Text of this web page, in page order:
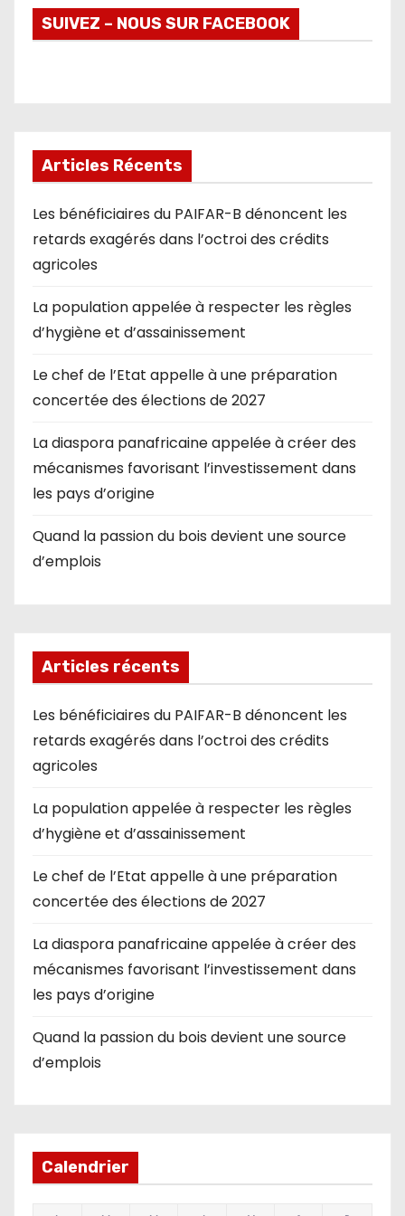
SUIVEZ – NOUS SUR FACEBOOK
Articles Récents
Les bénéficiaires du PAIFAR-B dénoncent les
retards exagérés dans l’octroi des crédits
agricoles
La population appelée à respecter les règles
d’hygiène et d’assainissement
Le chef de l’Etat appelle à une préparation
concertée des élections de 2027
La diaspora panafricaine appelée à créer des
mécanismes favorisant l’investissement dans
les pays d’origine
Quand la passion du bois devient une source
d’emplois
Articles récents
Les bénéficiaires du PAIFAR-B dénoncent les
retards exagérés dans l’octroi des crédits
agricoles
La population appelée à respecter les règles
d’hygiène et d’assainissement
Le chef de l’Etat appelle à une préparation
concertée des élections de 2027
La diaspora panafricaine appelée à créer des
mécanismes favorisant l’investissement dans
les pays d’origine
Quand la passion du bois devient une source
d’emplois
Calendrier